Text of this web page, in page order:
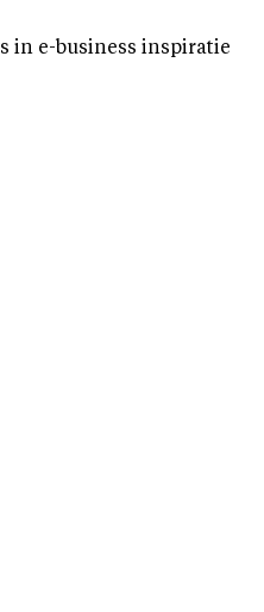
in e-business inspiratie